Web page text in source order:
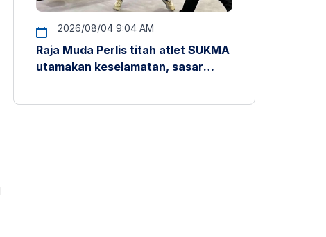
2026/08/04 9:04 AM
Raja Muda Perlis titah atlet SUKMA
utamakan keselamatan, sasar